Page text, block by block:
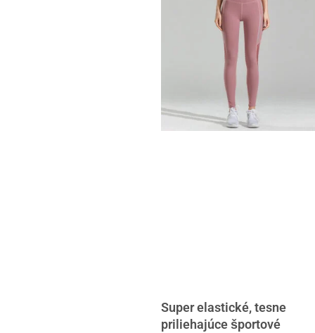
Super elastické, tesne
priliehajúce športové